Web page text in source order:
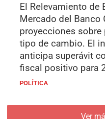
El Relevamiento de
Mercado del Banco
proyecciones
tipo de cambio. El
anticipa superávit
fiscal positivo para
POLÍTICA
Ver